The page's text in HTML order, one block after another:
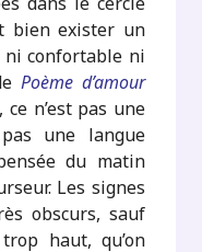
bien exister un
ni confortable ni
Poème d’amour
n’est pas une
une langue
du matin
Les signes
obscurs, sauf
haut, qu’on